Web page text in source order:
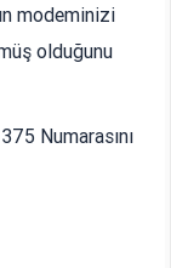
modeminizi
olduğunu
Numarasını